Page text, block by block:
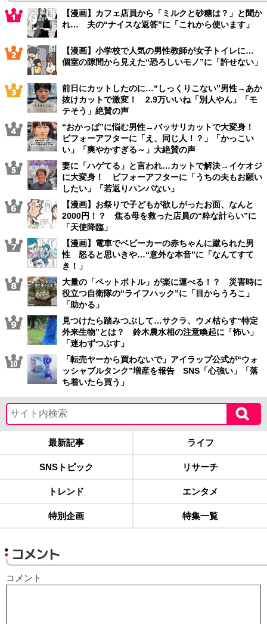
【漫画】カフェ店員から「ミルクと砂糖は？」と聞か
れ… 夫の“ナイスな返答”に「これから使います」
【漫画】小学校で人気の男性教師が女子トイレに…
個室の隙間から見えた“恐ろしいモノ”に「許せない」
前日にカットしたのに…“しっくりこない”男性→あか
抜けカットで激変！ 2.9万いいね「別人やん」「モ
テそう」絶賛の声
“おかっぱ”に悩む男性→バッサリカットで大変身！
ビフォーアフターに「え、同じ人！？」「かっこい
い」「爽やかすぎる～」大絶賛の声
妻に「ハゲてる」と言われ…カットで解決→イケオジ
に大変身！ ビフォーアフターに「うちの夫もお願い
したい」「若返りハンパない」
【漫画】お祭りで子どもが欲しがったお面、なんと
2000円！？ 焦る母を救った店員の“粋な計らい”に
「天使降臨」
【漫画】電車でベビーカーの赤ちゃんに蹴られた男
性 怒ると思いきや…“意外な本音”に「なんてすて
き！」
大量の「ペットボトル」が楽に運べる！？ 災害時に
役立つ自衛隊の“ライフハック”に「目からうろこ」
「助かる」
見つけたら踏みつぶして…サクラ、ウメ枯らす“特定
外来生物”とは？ 鈴木農水相の注意喚起に「怖い」
「迷わずつぶす」
「転売ヤーから買わないで」アイラップ公式が“ウォ
ッシャブルタンク”増産を報告 SNS「心強い」「落
ち着いたら買う」
最新記事 ライフ
SNSトピック リサーチ
トレンド エンタメ
特別企画 特集一覧
コメント
コメント